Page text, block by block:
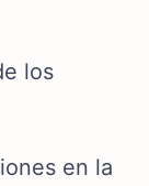
los
en la